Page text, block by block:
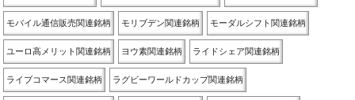
モバイル通信販売関連銘柄 モリブデン関連銘柄 モーダルシフト関連銘柄
ユーロ高メリット関連銘柄 ヨウ素関連銘柄 ライドシェア関連銘柄
ライブコマース関連銘柄 ラグビーワールドカップ関連銘柄